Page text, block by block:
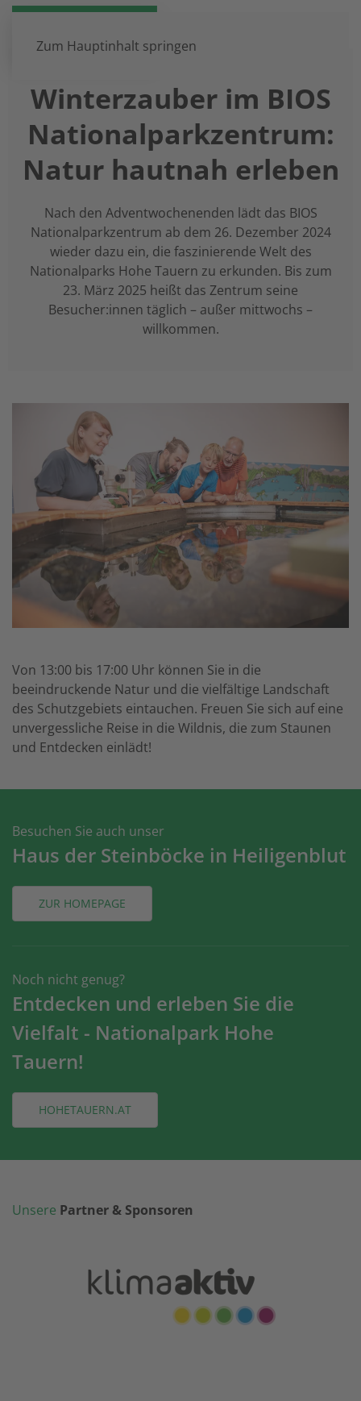
Zum Hauptinhalt springen
Winterzauber im BIOS
Nationalparkzentrum:
Natur hautnah erleben
Nach den Adventwochenenden lädt das BIOS
Nationalparkzentrum ab dem 26. Dezember 2024
wieder dazu ein, die faszinierende Welt des
Nationalparks Hohe Tauern zu erkunden. Bis zum
23. März 2025 heißt das Zentrum seine
Besucher:innen täglich – außer mittwochs –
willkommen.
Von 13:00 bis 17:00 Uhr können Sie in die
beeindruckende Natur und die vielfältige Landschaft
des Schutzgebiets eintauchen. Freuen Sie sich auf eine
unvergessliche Reise in die Wildnis, die zum Staunen
und Entdecken einlädt!
Besuchen Sie auch unser
Haus der Steinböcke in Heiligenblut
ZUR HOMEPAGE
Noch nicht genug?
Entdecken und erleben Sie die
Vielfalt - Nationalpark Hohe
Tauern!
HOHETAUERN.AT
Unsere Partner & Sponsoren